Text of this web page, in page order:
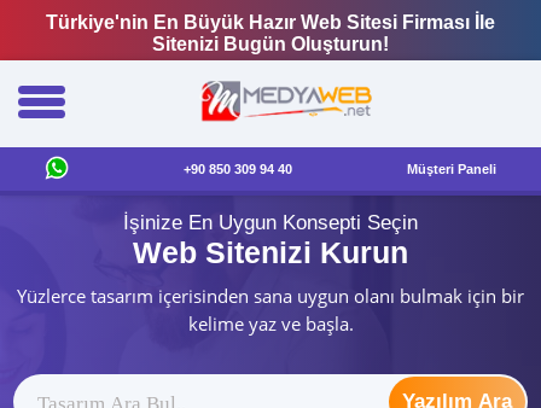
Türkiye'nin En Büyük Hazır Web Sitesi Firması İle
Sitenizi Bugün Oluşturun!
+90 850 309 94 40 Müşteri Paneli
İşinize En Uygun Konsepti Seçin
Web Sitenizi Kurun
Yüzlerce tasarım içerisinden sana uygun olanı bulmak için bir
kelime yaz ve başla.
Yazılım Ara